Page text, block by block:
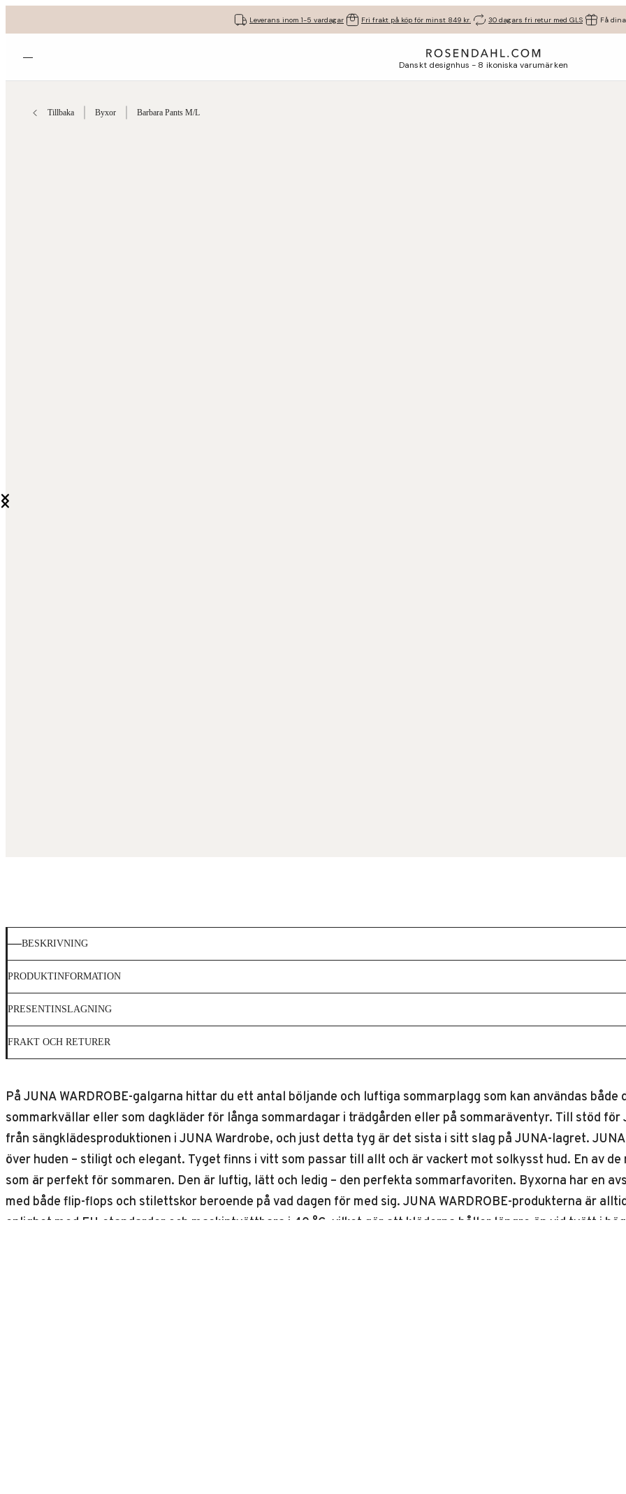
Leverans inom 1-5 vardagar Fri frakt på köp för minst 849 kr. 30 dagars fri retur med GLS Få
Öppna menyn Danskt designhus - 8 ikoniska varumärken
Tillbaka Byxor Barbara Pants M/L
BESKRIVNING
PRODUKTINFORMATION
PRESENTINSLAGNING
FRAKT OCH RETURER
På JUNA WARDROBE-galgarna hittar du ett antal böljande och luftiga sommarplagg som kan användas både
sommarkvällar eller som dagkläder för långa sommardagar i trädgården eller på sommaräventyr. Till stöd
från sängklädesproduktionen i JUNA Wardrobe, och just detta tyg är det sista i sitt slag på JUNA-lagret.
över huden – stiligt och elegant. Tyget finns i vitt som passar till allt och är vackert mot solkysst hud. En av
som är perfekt för sommaren. Den är luftig, lätt och ledig – den perfekta sommarfavoriten. Byxorna har en
med både flip-flops och stilettskor beroende på vad dagen för med sig. JUNA WARDROBE-produkterna är
enlighet med EU-standarder och maskintvättbara i 40 °C, vilket gör att kläderna håller längre än vid tvätt i